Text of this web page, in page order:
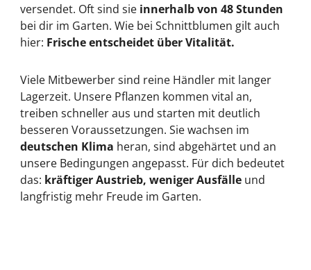
versendet. Oft sind sie innerhalb von 48 Stunden
bei dir im Garten. Wie bei Schnittblumen gilt auch
hier: Frische entscheidet über Vitalität.
Viele Mitbewerber sind reine Händler mit langer
Lagerzeit. Unsere Pflanzen kommen vital an,
treiben schneller aus und starten mit deutlich
besseren Voraussetzungen. Sie wachsen im
deutschen Klima heran, sind abgehärtet und an
unsere Bedingungen angepasst. Für dich bedeutet
das: kräftiger Austrieb, weniger Ausfälle und
langfristig mehr Freude im Garten.